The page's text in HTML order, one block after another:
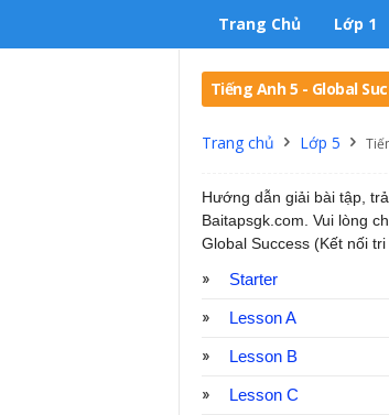
Trang Chủ Lớp 1
Tiếng Anh 5 - Global
Trang chủ Lớp 5
Hướng dẫn giải bài tập,
Baitapsgk.com. Vui lòng
Global Success (Kết nối tri
Starter
Lesson A
Lesson B
Lesson C